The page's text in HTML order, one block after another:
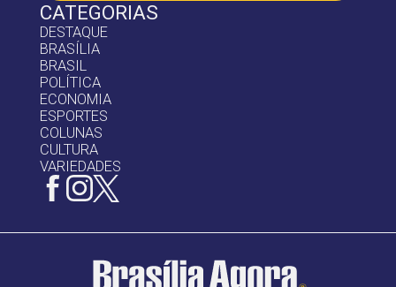
CATEGORIAS
DESTAQUE
BRASÍLIA
BRASIL
POLÍTICA
ECONOMIA
ESPORTES
COLUNAS
CULTURA
VARIEDADES